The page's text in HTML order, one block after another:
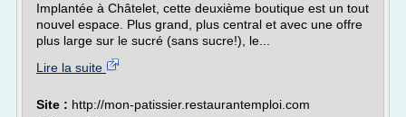
Implantée à Châtelet, cette deuxième boutique est un tout
nouvel espace. Plus grand, plus central et avec une offre
plus large sur le sucré (sans sucre!), le...
Lire la suite
Site : http://mon-patissier.restaurantemploi.com